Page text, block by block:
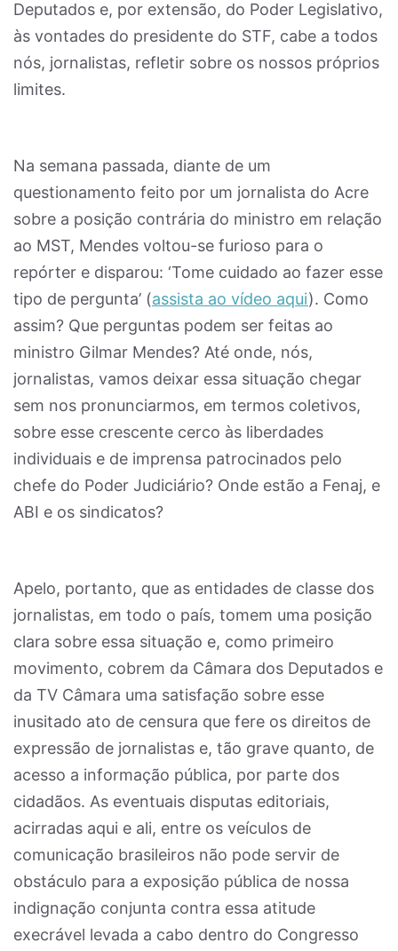
Deputados e, por extensão, do Poder Legislativo,
às vontades do presidente do STF, cabe a todos
nós, jornalistas, refletir sobre os nossos próprios
limites.
Na semana passada, diante de um
questionamento feito por um jornalista do Acre
sobre a posição contrária do ministro em relação
ao MST, Mendes voltou-se furioso para o
repórter e disparou: ‘Tome cuidado ao fazer esse
tipo de pergunta’ (assista ao vídeo aqui). Como
assim? Que perguntas podem ser feitas ao
ministro Gilmar Mendes? Até onde, nós,
jornalistas, vamos deixar essa situação chegar
sem nos pronunciarmos, em termos coletivos,
sobre esse crescente cerco às liberdades
individuais e de imprensa patrocinados pelo
chefe do Poder Judiciário? Onde estão a Fenaj, e
ABI e os sindicatos?
Apelo, portanto, que as entidades de classe dos
jornalistas, em todo o país, tomem uma posição
clara sobre essa situação e, como primeiro
movimento, cobrem da Câmara dos Deputados e
da TV Câmara uma satisfação sobre esse
inusitado ato de censura que fere os direitos de
expressão de jornalistas e, tão grave quanto, de
acesso a informação pública, por parte dos
cidadãos. As eventuais disputas editoriais,
acirradas aqui e ali, entre os veículos de
comunicação brasileiros não pode servir de
obstáculo para a exposição pública de nossa
indignação conjunta contra essa atitude
execrável levada a cabo dentro do Congresso